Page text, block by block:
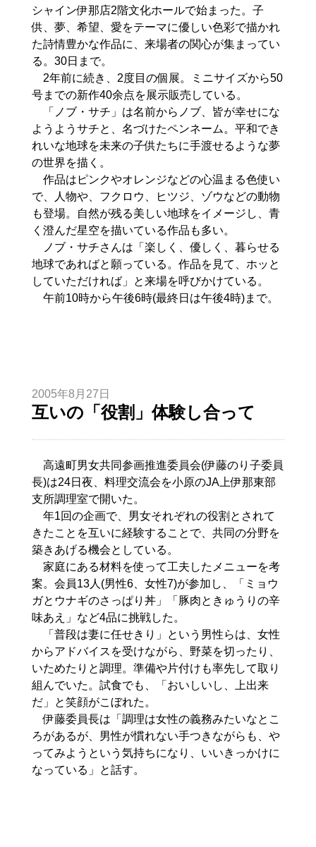
シャイン伊那店2階文化ホールで始まった。子
供、夢、希望、愛をテーマに優しい色彩で描かれ
た詩情豊かな作品に、来場者の関心が集まってい
る。30日まで。
2年前に続き、2度目の個展。ミニサイズから50
号までの新作40余点を展示販売している。
「ノブ・サチ」は名前からノブ、皆が幸せにな
ようようサチと、名づけたペンネーム。平和でき
れいな地球を未来の子供たちに手渡せるような夢
の世界を描く。
作品はピンクやオレンジなどの心温まる色使い
で、人物や、フクロウ、ヒツジ、ゾウなどの動物
も登場。自然が残る美しい地球をイメージし、青
く澄んだ星空を描いている作品も多い。
ノブ・サチさんは「楽しく、優しく、暮らせる
地球であればと願っている。作品を見て、ホッと
していただければ」と来場を呼びかけている。
午前10時から午後6時(最終日は午後4時)まで。
2005年8月27日
互いの「役割」体験し合って
高遠町男女共同参画推進委員会(伊藤のり子委員
長)は24日夜、料理交流会を小原のJA上伊那東部
支所調理室で開いた。
年1回の企画で、男女それぞれの役割とされて
きたことを互いに経験することで、共同の分野を
築きあげる機会としている。
家庭にある材料を使って工夫したメニューを考
案。会員13人(男性6、女性7)が参加し、「ミョウ
ガとウナギのさっぱり丼」「豚肉ときゅうりの辛
味あえ」など4品に挑戦した。
「普段は妻に任せきり」という男性らは、女性
からアドバイスを受けながら、野菜を切ったり、
いためたりと調理。準備や片付けも率先して取り
組んでいた。試食でも、「おいしいし、上出来
だ」と笑顔がこぼれた。
伊藤委員長は「調理は女性の義務みたいなとこ
ろがあるが、男性が慣れない手つきながらも、や
ってみようという気持ちになり、いいきっかけに
なっている」と話す。